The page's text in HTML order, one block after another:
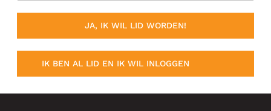
JA, IK WIL LID WORDEN!
IK BEN AL LID EN IK WIL INLOGGEN